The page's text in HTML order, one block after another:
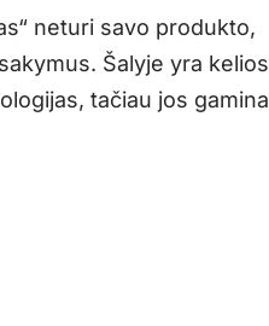
neturi savo produkto,
Šalyje yra kelios
tačiau jos gamina